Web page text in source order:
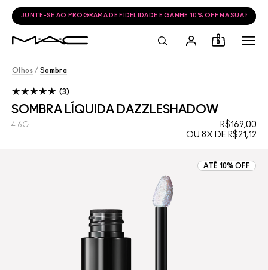
FRETE GRÁTIS NAS COMPRAS ACIMA DE R$399
0
Olhos / Sombra
SOMBRA LÍQUIDA DAZZLESHADOW
R$169,00
OU 8X DE R$21,12
4.6G
3
ATÉ 10% OFF